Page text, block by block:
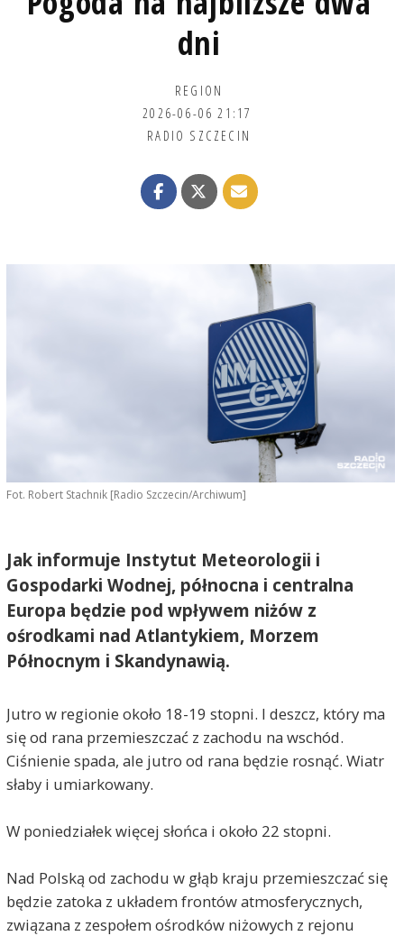
dni
REGION
2026-06-06 21:17
RADIO SZCZECIN
Fot. Robert Stachnik [Radio Szczecin/Archiwum]
Jak informuje Instytut Meteorologii i
Gospodarki Wodnej, północna i centralna
Europa będzie pod wpływem niżów z
ośrodkami nad Atlantykiem, Morzem
Północnym i Skandynawią.
Jutro w regionie około 18-19 stopni. I deszcz, który ma
się od rana przemieszczać z zachodu na wschód.
Ciśnienie spada, ale jutro od rana będzie rosnąć. Wiatr
słaby i umiarkowany.
W poniedziałek więcej słońca i około 22 stopni.
Nad Polską od zachodu w głąb kraju przemieszczać się
będzie zatoka z układem frontów atmosferycznych,
związana z zespołem ośrodków niżowych z rejonu